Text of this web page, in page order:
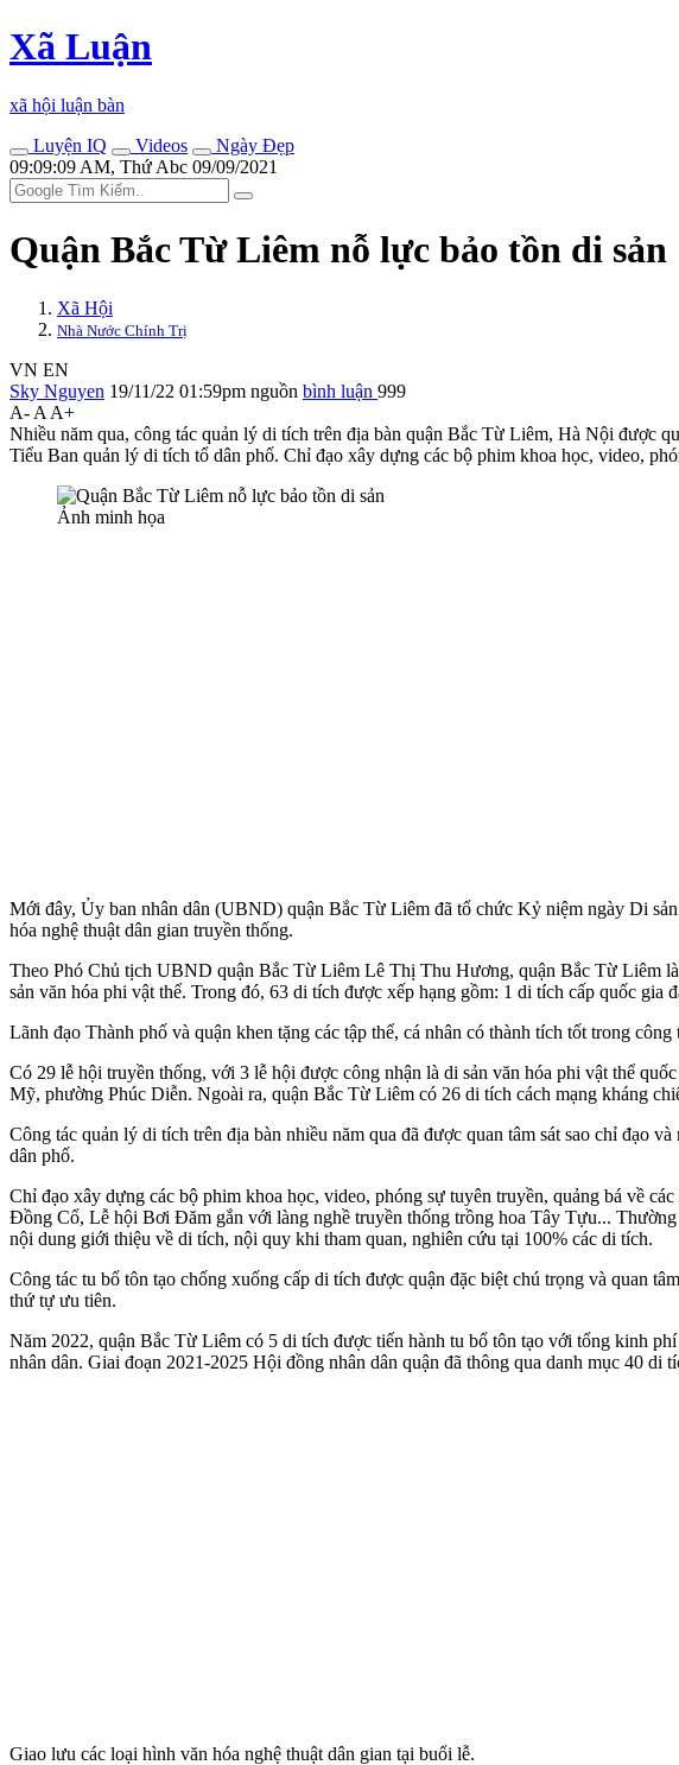
Xã Luận
xã hội luận bàn
Luyện IQ
Videos
Ngày Đẹp
09:09:09 AM, Thứ Abc 09/09/2021
Quận Bắc Từ Liêm nỗ lực bảo tồn di sản
Xã Hội
Nhà Nước Chính Trị
VN EN
Sky Nguyen 19/11/22 01:59pm nguồn bình luận 999
A- A A+
Nhiều năm qua, công tác quản lý di tích trên địa bàn quận Bắc Từ Liêm, Hà Nội được
Tiểu Ban quản lý di tích tổ dân phố. Chỉ đạo xây dựng các bộ phim khoa học, video,
Ảnh minh họa
Mới đây, Ủy ban nhân dân (UBND) quận Bắc Từ Liêm đã tổ chức Kỷ niệm ngày Di
hóa nghệ thuật dân gian truyền thống.
Theo Phó Chủ tịch UBND quận Bắc Từ Liêm Lê Thị Thu Hương, quận Bắc Từ Liêm
sản văn hóa phi vật thể. Trong đó, 63 di tích được xếp hạng gồm: 1 di tích cấp quốc gia
Lãnh đạo Thành phố và quận khen tặng các tập thể, cá nhân có thành tích tốt trong
Có 29 lễ hội truyền thống, với 3 lễ hội được công nhận là di sản văn hóa phi vật thể
Mỹ, phường Phúc Diễn. Ngoài ra, quận Bắc Từ Liêm có 26 di tích cách mạng kháng
Công tác quản lý di tích trên địa bàn nhiều năm qua đã được quan tâm sát sao chỉ đạo
dân phố.
Chỉ đạo xây dựng các bộ phim khoa học, video, phóng sự tuyên truyền, quảng bá về
Đồng Cổ, Lễ hội Bơi Đăm gắn với làng nghề truyền thống trồng hoa Tây Tựu...
nội dung giới thiệu về di tích, nội quy khi tham quan, nghiên cứu tại 100% các di tích.
Công tác tu bổ tôn tạo chống xuống cấp di tích được quận đặc biệt chú trọng và quan
thứ tự ưu tiên.
Năm 2022, quận Bắc Từ Liêm có 5 di tích được tiến hành tu bổ tôn tạo với tổng kinh
nhân dân. Giai đoạn 2021-2025 Hội đồng nhân dân quận đã thông qua danh mục 40
Giao lưu các loại hình văn hóa nghệ thuật dân gian tại buổi lễ.